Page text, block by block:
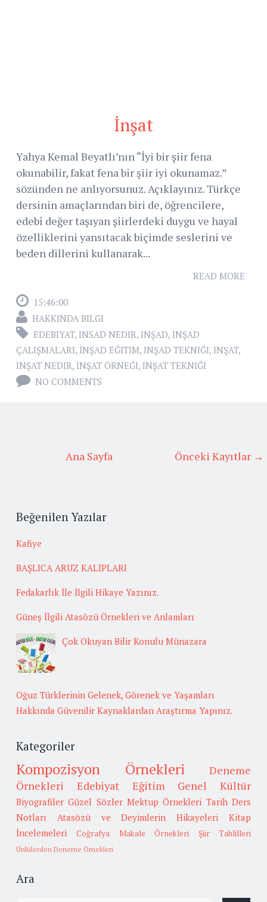
İnşat
Yahya Kemal Beyatlı’nın “İyi bir şiir fena
okunabilir, fakat fena bir şiir iyi okunamaz.”
sözünden ne anlıyorsunuz. Açıklayınız. Türkçe
dersinin amaçlarından biri de, öğrencilere,
edebî değer taşıyan şiirlerdeki duygu ve hayal
özelliklerini yansıtacak biçimde seslerini ve
beden dillerini kullanarak...
READ MORE
15:46:00
HAKKINDA BILGI
EDEBIYAT, INSAD NEDIR, INŞAD, INŞAD
ÇALIŞMALARI, İNŞAD EĞITIM, INŞAD TEKNIĞI, INŞAT,
INŞAT NEDIR, INŞAT ÖRNEĞI, INŞAT TEKNIĞI
NO COMMENTS
Önceki Kayıtlar →
Ana Sayfa
Beğenilen Yazılar
Kafiye
BAŞLICA ARUZ KALIPLARI
Fedakarlık İle İlgili Hikaye Yazınız.
Güneş İlgili Atasözü Örnekleri ve Anlamları
Çok Okuyan Bilir Konulu Münazara
Oğuz Türklerinin Gelenek, Görenek ve Yaşamları
Hakkında Güvenilir Kaynaklardan Araştırma Yapınız.
Kategoriler
Kompozisyon Örnekleri
Deneme
Örnekleri
Edebiyat Eğitim Genel Kültür
Biyografiler Güzel Sözler Mektup Örnekleri Tarih Ders
Notları
Atasözü ve Deyimlerin Hikayeleri
Kitap
İncelemeleri
Coğrafya Makale Örnekleri Şiir Tahlilleri
Ünlülerden Deneme Örnekleri
Ara